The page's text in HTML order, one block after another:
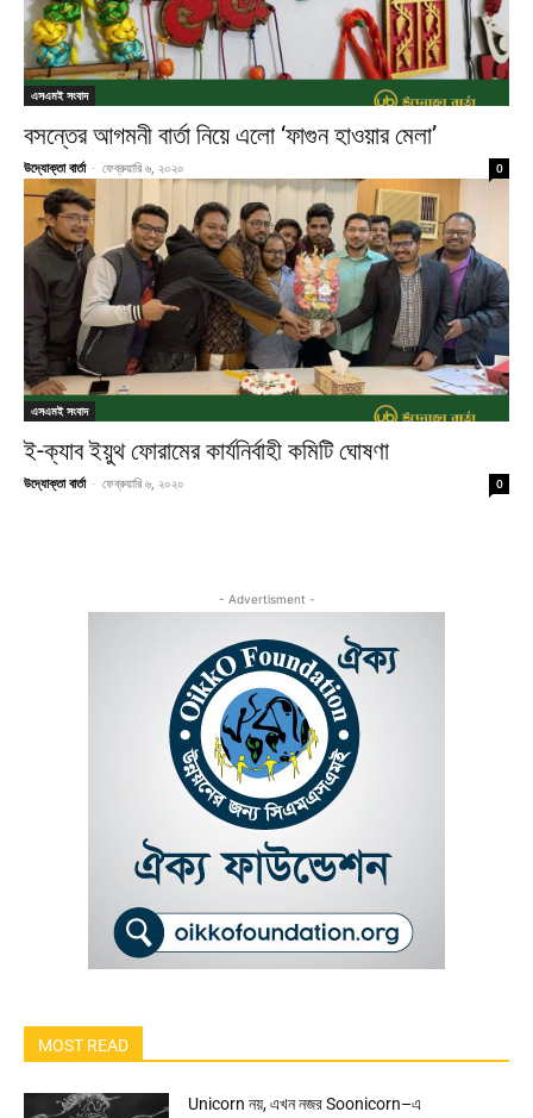
এসএমই সংবাদ
বসন্তের আগমনী বার্তা নিয়ে এলো ‘ফাগুন হাওয়ার মেলা’
উদ্যোক্তা বার্তা - ফেব্রুয়ারি ৬, ২০২০ 0
এসএমই সংবাদ
ই-ক্যাব ইয়ুথ ফোরামের কার্যনির্বাহী কমিটি ঘোষণা
উদ্যোক্তা বার্তা - ফেব্রুয়ারি ৬, ২০২০ 0
- Advertisment -
MOST READ
Unicorn নয়, এখন নজর Soonicorn–এ